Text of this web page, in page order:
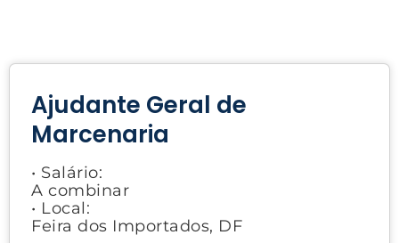
Ajudante Geral de
Marcenaria
• Salário:
A combinar
• Local:
Feira dos Importados, DF